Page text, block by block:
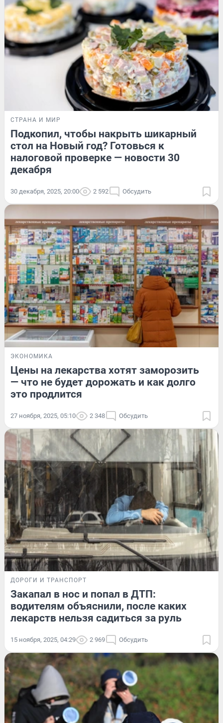
СТРАНА И МИР
Подкопил, чтобы накрыть шикарный
стол на Новый год? Готовься к
налоговой проверке — новости 30
декабря
30 декабря, 2025, 20:00 2 592 Обсудить
ЭКОНОМИКА
Цены на лекарства хотят заморозить
— что не будет дорожать и как долго
это продлится
27 ноября, 2025, 05:10 2 348 Обсудить
ДОРОГИ И ТРАНСПОРТ
Закапал в нос и попал в ДТП:
водителям объяснили, после каких
лекарств нельзя садиться за руль
15 ноября, 2025, 04:29 2 969 Обсудить